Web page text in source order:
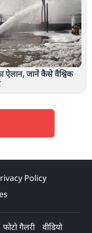
ऐलान, जानें कैसे वैश्विक
Policy
फोटो गैलरी वीडियो